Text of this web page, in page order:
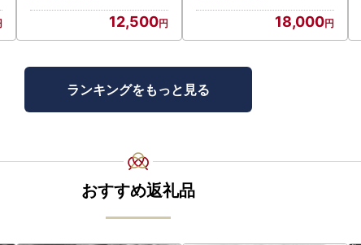
12,500 18,000
ランキングをもっと見る
おすすめ返礼品